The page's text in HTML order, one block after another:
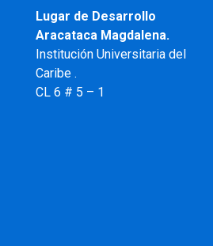
Lugar de Desarrollo
Aracataca Magdalena.
Institución Universitaria del
Caribe .
CL 6 # 5 – 1